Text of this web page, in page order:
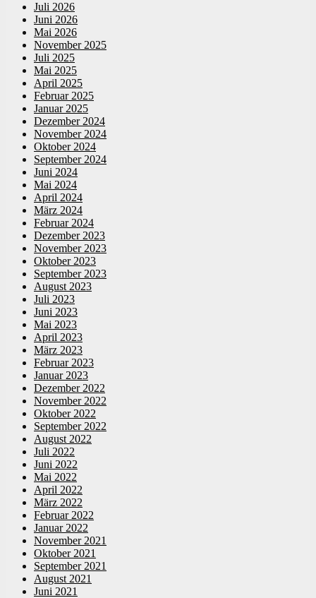
Juli 2026
Juni 2026
Mai 2026
November 2025
Juli 2025
Mai 2025
April 2025
Februar 2025
Januar 2025
Dezember 2024
November 2024
Oktober 2024
September 2024
Juni 2024
Mai 2024
April 2024
März 2024
Februar 2024
Dezember 2023
November 2023
Oktober 2023
September 2023
August 2023
Juli 2023
Juni 2023
Mai 2023
April 2023
März 2023
Februar 2023
Januar 2023
Dezember 2022
November 2022
Oktober 2022
September 2022
August 2022
Juli 2022
Juni 2022
Mai 2022
April 2022
März 2022
Februar 2022
Januar 2022
November 2021
Oktober 2021
September 2021
August 2021
Juni 2021